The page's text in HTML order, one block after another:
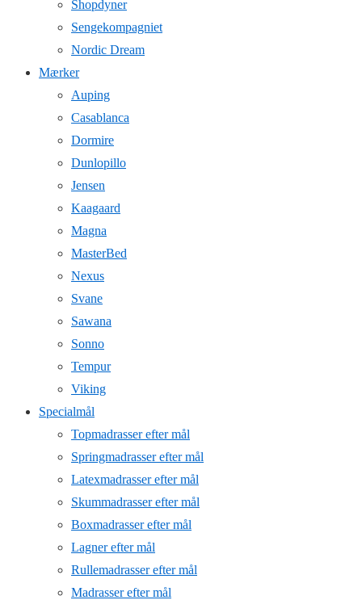
Shopdyner
Sengekompagniet
Nordic Dream
Mærker
Auping
Casablanca
Dormire
Dunlopillo
Jensen
Kaagaard
Magna
MasterBed
Nexus
Svane
Sawana
Sonno
Tempur
Viking
Specialmål
Topmadrasser efter mål
Springmadrasser efter mål
Latexmadrasser efter mål
Skummadrasser efter mål
Boxmadrasser efter mål
Lagner efter mål
Rullemadrasser efter mål
Madrasser efter mål